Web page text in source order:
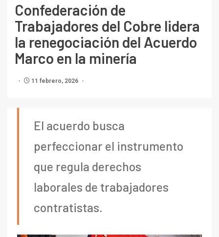
Confederación de
Trabajadores del Cobre lidera
la renegociación del Acuerdo
Marco en la minería
11 febrero, 2026
El acuerdo busca
perfeccionar el instrumento
que regula derechos
laborales de trabajadores
contratistas.